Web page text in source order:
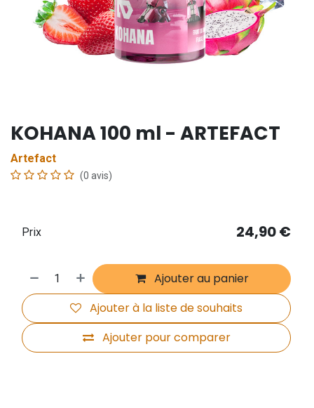
KOHANA 100 ml - ARTEFACT
Artefact
(0 avis)
Ajouter au panier
Ajouter pour comparer
Ajouter à la liste de souhaits
Prix 24,90€